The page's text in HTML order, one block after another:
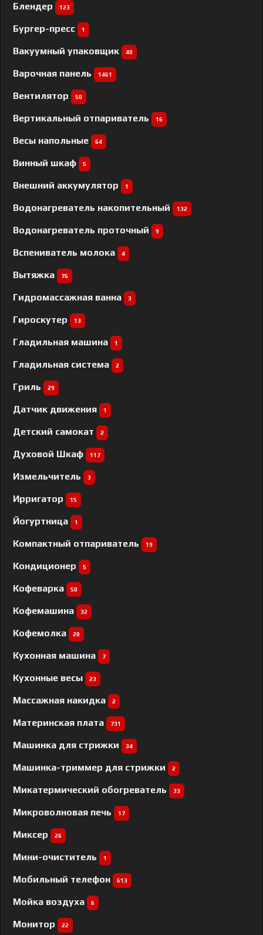
Блендер 123
Бургер-пресс 1
Вакуумный упаковщик 40
Варочная панель 1461
Вентилятор 50
Вертикальный отпариватель 16
Весы напольные 64
Винный шкаф 5
Внешний аккумулятор 1
Водонагреватель накопительный 132
Водонагреватель проточный 9
Вспениватель молока 4
Вытяжка 76
Гидромассажная ванна 3
Гироскутер 13
Гладильная машина 1
Гладильная система 2
Гриль 29
Датчик движения 1
Детский самокат 2
Духовой Шкаф 117
Измельчитель 3
Ирригатор 15
Йогуртница 1
Компактный отпариватель 19
Кондиционер 5
Кофеварка 50
Кофемашина 32
Кофемолка 20
Кухонная машина 7
Кухонные весы 23
Массажная накидка 2
Материнская плата 731
Машинка для стрижки 34
Машинка-триммер для стрижки 2
Микатермический обогреватель 33
Микроволновая печь 17
Миксер 26
Мини-очиститель 1
Мобильный телефон 613
Мойка воздуха 6
Монитор 22